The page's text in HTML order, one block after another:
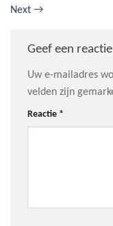
Next →
Geef een reactie
Uw e-mailadres
velden zijn
Reactie *